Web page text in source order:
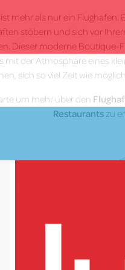
mehr als nur ein
stöbern und sich vor
Dieser moderne
der Atmosphäre eines
sich so viel Zeit wie
um mehr über den
Restaurants zu